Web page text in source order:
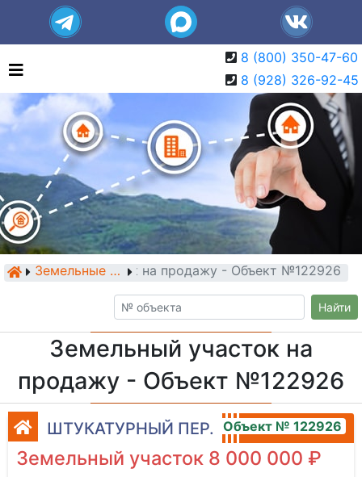
8 (800) 350-47-60
8 (928) 326-92-45
Земельные участки
Земельный участок на продажу - Объект №122926
Найти
Земельный участок на
продажу - Объект №122926
ШТУКАТУРНЫЙ ПЕР. Объект № 122926
Земельный участок 8 000 000 ₽